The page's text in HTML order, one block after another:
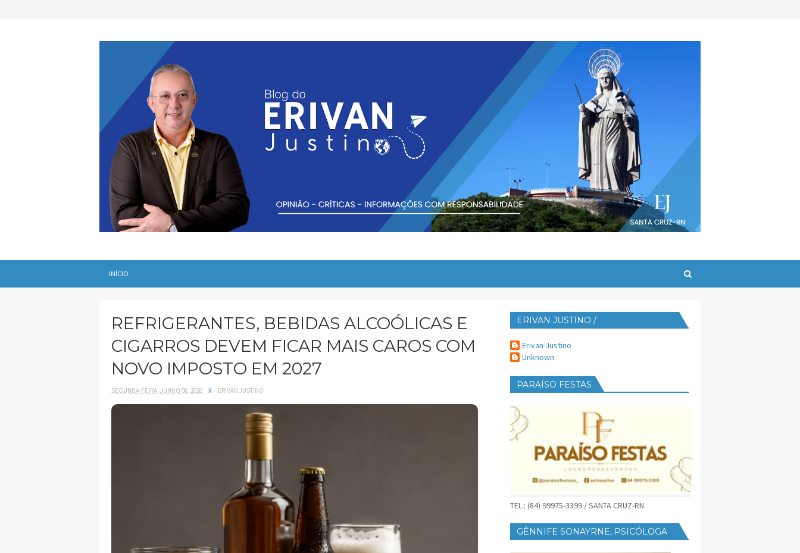
INÍCIO
REFRIGERANTES, BEBIDAS ALCOÓLICAS E
CIGARROS DEVEM FICAR MAIS CAROS COM
NOVO IMPOSTO EM 2027
SEGUNDA-FEIRA, JUNHO 08, 2026 X ERIVAN JUSTINO
ERIVAN JUSTINO /
Erivan Justino
Unknown
PARAÍSO FESTAS
TEL.: (84) 99975-3399 / SANTA CRUZ-RN
GÊNNIFE SONAYRNE, PSICÓLOGA